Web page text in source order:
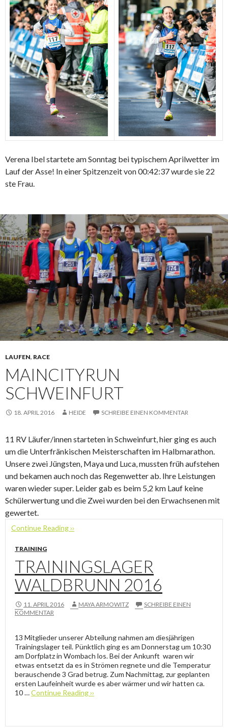
Verena Ibel startete am Sonntag bei typischem Aprilwetter im
Lauf der Asse! In einer Spitzenzeit von 00:42:37 wurde sie 22
ste Frau.
LAUFEN, RACE
MAINCITYRUN
SCHWEINFURT
18. APRIL 2016 HEIDE SCHREIBE EINEN KOMMENTAR
11 RV Läufer/innen starteten in Schweinfurt, hier ging es auch
um die Unterfränkischen Meisterschaften im Halbmarathon.
Unsere zwei Jüngsten, Maya und Luca, mussten früh aufstehen
und bekamen auch noch das Regenwetter ab. Ihre Leistungen
waren wieder super. Leider gab es beim 5,2 km Lauf keine
Schülerwertung und die Zwei wurden bei den Erwachsenen mit
gewertet.
Continue Reading ››
TRAINING
TRAININGSLAGER
WALDBRUNN 2016
11. APRIL 2016 MAYA ARMOWITZ
SCHREIBE EINEN
KOMMENTAR
13 Mitglieder unserer Abteilung nahmen am diesjährigen
Trainingslager teil. Pünktlich ging es am Donnerstag um 10:30
am Dorfplatz in Wombach los. Bei der Ankunft waren wir
etwas entsetzt da es in Strömen regnete und die Temperatur
berauschende 3 Grad betrug. Zum Nachmittag, zur geplanten
ersten Laufeinheit wurde es aber wärmer und wir hatten ca.
10 …Continue Reading ››